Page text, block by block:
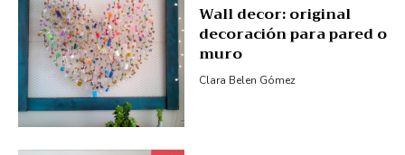
Wall decor: original
decoración para pared o
muro
Clara Belen Gómez